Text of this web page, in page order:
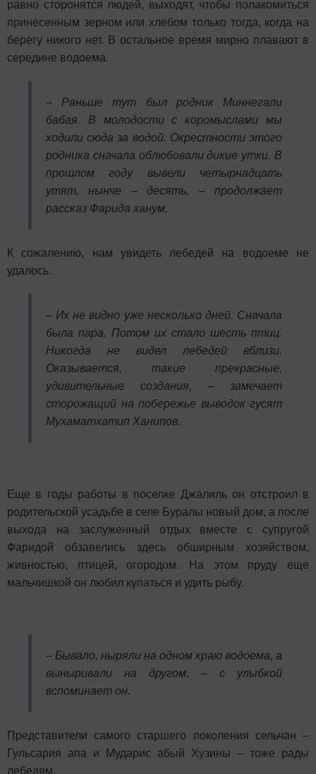
равно сторонятся людей, выходят, чтобы полакомиться
принесенным зерном или хлебом только тогда, когда на
берегу никого нет. В остальное время мирно плавают в
середине водоема.
– Раньше тут был родник Миннегали
бабая. В молодости с коромыслами мы
ходили сюда за водой. Окрестности этого
родника сначала облюбовали дикие утки. В
прошлом году вывели четырнадцать
утят, нынче – десять, – продолжает
рассказ Фарида ханум.
К сожалению, нам увидеть лебедей на водоеме не
удалось.
– Их не видно уже несколько дней. Сначала
была пара. Потом их стало шесть птиц.
Никогда не видел лебедей вблизи.
Оказывается, такие прекрасные,
удивительные создания, – замечает
сторожащий на побережье выводок гусят
Мухаматхатип Ханипов.
Еще в годы работы в поселке Джалиль он отстроил в
родительской усадьбе в селе Буралы новый дом, а после
выхода на заслуженный отдых вместе с супругой
Фаридой обзавелись здесь обширным хозяйством,
живностью, птицей, огородом. На этом пруду еще
мальчишкой он любил купаться и удить рыбу.
– Бывало, ныряли на одном краю водоема, а
выныривали на другом, – с улыбкой
вспоминает он.
Представители самого старшего поколения сельчан –
Гульсария апа и Мударис абый Хузины – тоже рады
лебедям.